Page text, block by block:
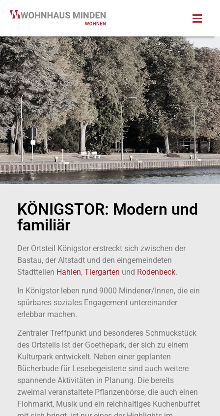
KÖNIGSTOR: Modern und
familiär
Der Ortsteil Königstor erstreckt sich zwischen der
Bastau, der Altstadt und den eingemeindeten
Stadtteilen Hahlen, Tiergarten und Rodenbeck.
In Königstor leben rund 9000 Mindener/Innen, die ein
spürbares soziales Engagement untereinander
erlebbar machen.
Zentraler Treffpunkt und besonderes Schmuckstück
des Ortsteils ist der Goethepark, der sich zu einem
Kulturpark entwickelt. Neben einer geplanten
Bücherbude für Lesebegeisterte sind auch weitere
spannende Aktivitäten in Planung. Die bereits
zweimal veranstaltete Pflanzenbörse, die auch einen
Flohmarkt, Musik und ein reichhaltiges Kuchenbuffet